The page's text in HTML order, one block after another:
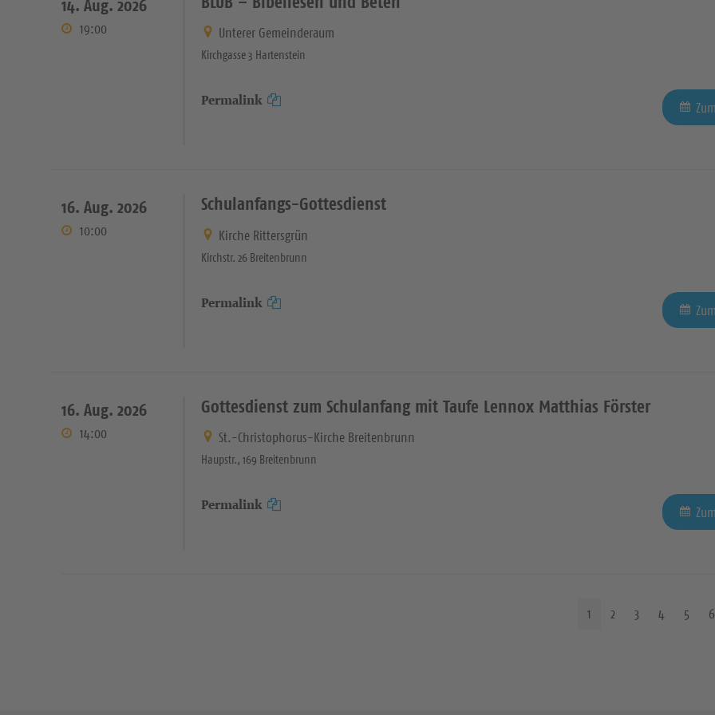
14. Aug. 2026
19:00 Unterer Gemeinderaum
Kirchgasse 3 Hartenstein
Permalink
16. Aug. 2026
10:00
Schulanfangs-Gottesdienst
Kirche Rittersgrün
Kirchstr. 26 Breitenbrunn
Permalink
16. Aug. 2026
14:00
Gottesdienst zum Schulanfang mit Taufe Lennox Matthias Förster
St.-Christophorus-Kirche Breitenbrunn
Haupstr., 169 Breitenbrunn
Permalink
1 2 3 4 5 6